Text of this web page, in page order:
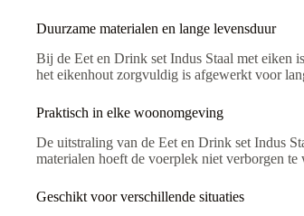
Duurzame materialen en lange levensduur
Bij de Eet en Drink set Indus Staal met eiken
het eikenhout zorgvuldig is afgewerkt voor
Praktisch in elke woonomgeving
De uitstraling van de Eet en Drink set Indus
materialen hoeft de voerplek niet verborgen
Geschikt voor verschillende situaties